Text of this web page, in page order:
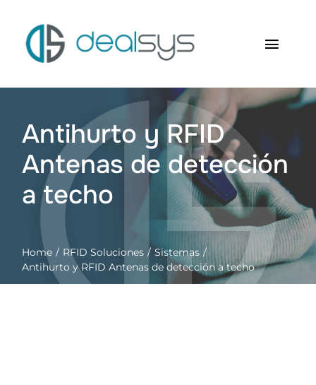
contenido
Quienes somos
Productos
Contacto
Antihurto y RFID
Antenas de detección
a techo
Home RFID Soluciones
Sistemas
Antihurto y RFID Antenas de detección a techo